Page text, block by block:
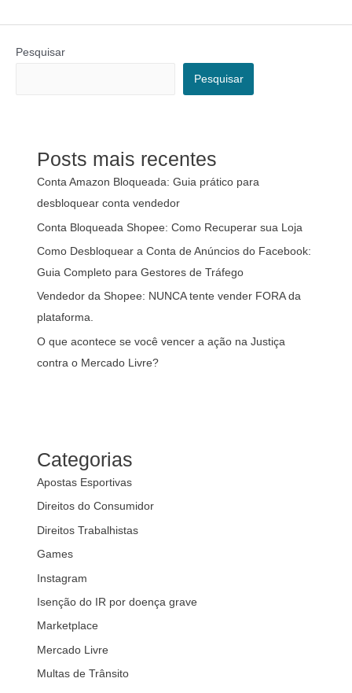
Pesquisar
Pesquisar
Posts mais recentes
Conta Amazon Bloqueada: Guia prático para
desbloquear conta vendedor
Conta Bloqueada Shopee: Como Recuperar sua Loja
Como Desbloquear a Conta de Anúncios do Facebook:
Guia Completo para Gestores de Tráfego
Vendedor da Shopee: NUNCA tente vender FORA da
plataforma.
O que acontece se você vencer a ação na Justiça
contra o Mercado Livre?
Categorias
Apostas Esportivas
Direitos do Consumidor
Direitos Trabalhistas
Games
Instagram
Isenção do IR por doença grave
Marketplace
Mercado Livre
Multas de Trânsito